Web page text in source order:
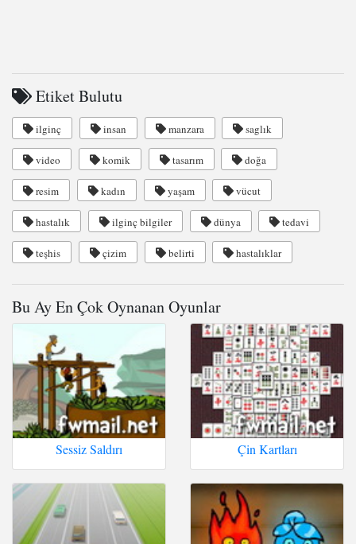
Etiket Bulutu
ilginç insan manzara saglık
video komik tasarım doğa
resim kadın yaşam vücut
hastalık ilginç bilgiler dünya tedavi
teşhis çizim belirti hastalıklar
Bu Ay En Çok Oynanan Oyunlar
Sessiz Saldırı Çin Kartları